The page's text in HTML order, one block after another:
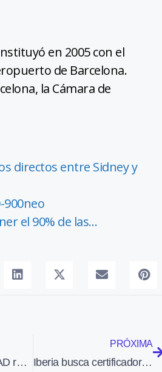
en 2005 con el
de Barcelona.
​​la Cámara de
directos entre Sidney y
900neo
el 90% de las…
El XII OpenDay MAD reúne a 150 spotters en el Aeropuerto de Madrid
PRÓXIMA
Iberia busca certificadores para Mantenimiento en Línea